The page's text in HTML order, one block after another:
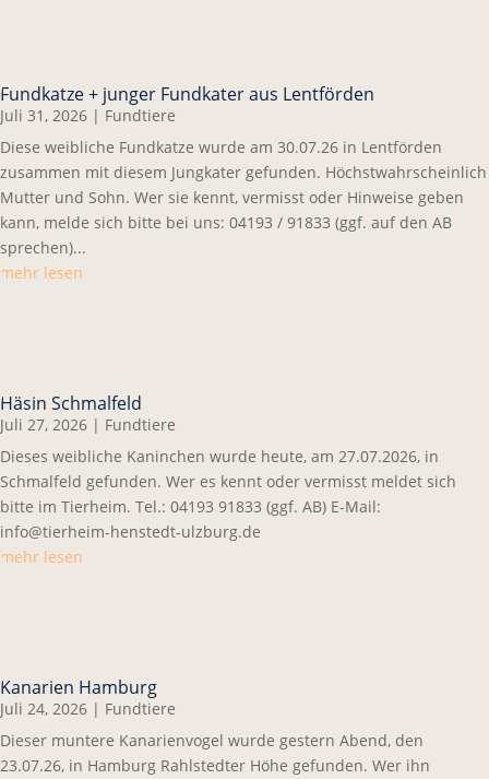
Fundkatze + junger Fundkater aus Lentförden
Juli 31, 2026 | Fundtiere
Diese weibliche Fundkatze wurde am 30.07.26 in Lentförden
zusammen mit diesem Jungkater gefunden. Höchstwahrscheinlich
Mutter und Sohn. Wer sie kennt, vermisst oder Hinweise geben
kann, melde sich bitte bei uns: 04193 / 91833 (ggf. auf den AB
sprechen)...
mehr lesen
Häsin Schmalfeld
Juli 27, 2026 | Fundtiere
Dieses weibliche Kaninchen wurde heute, am 27.07.2026, in
Schmalfeld gefunden. Wer es kennt oder vermisst meldet sich
bitte im Tierheim. Tel.: 04193 91833 (ggf. AB) E-Mail:
info@tierheim-henstedt-ulzburg.de
mehr lesen
Kanarien Hamburg
Juli 24, 2026 | Fundtiere
Dieser muntere Kanarienvogel wurde gestern Abend, den
23.07.26, in Hamburg Rahlstedter Höhe gefunden. Wer ihn